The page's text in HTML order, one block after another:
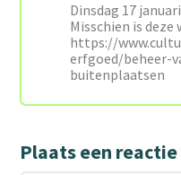
Dinsdag 17
Misschien is deze
https://
erfgoed/beheer-
buitenplaatsen
Plaats een reactie